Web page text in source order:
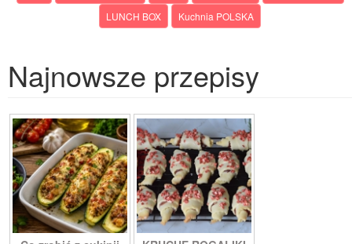
LUNCH BOX
Kuchnia POLSKA
Najnowsze przepisy